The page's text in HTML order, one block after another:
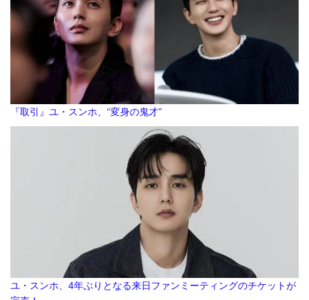
『取引』ユ・スンホ、“変身の鬼才”
ユ・スンホ、4年ぶりとなる来日ファンミーティングのチケットが